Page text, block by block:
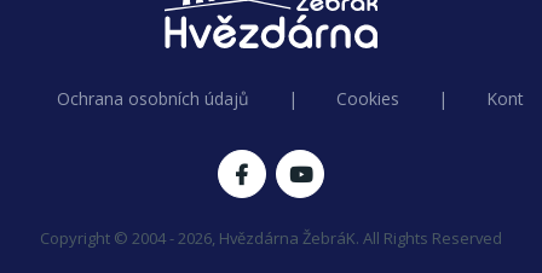
Ochrana osobních údajů | Cookies |
Copyright © 2004 - 2026, Hvězdárna ŽebráK. All Rights Reserved